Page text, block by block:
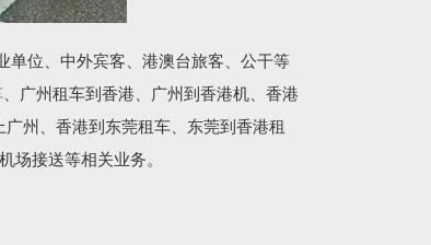
单位、中外宾客、港澳台旅客、公干等
、广州租车到香港、广州到香港机、香港
州、香港到东莞租车、东莞到香港租
场接送等相关业务。